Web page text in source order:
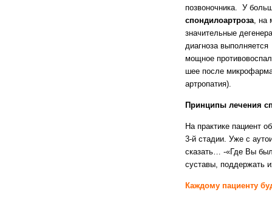
позвоночника. У
спондилоартроза ,
значительные
диагноза
мощное
шее после
артропатия).
Принципы лечения
На практике пациент
3-й стадии. Уже с
сказать… -«Где Вы
суставы, поддержать
Каждому пациенту